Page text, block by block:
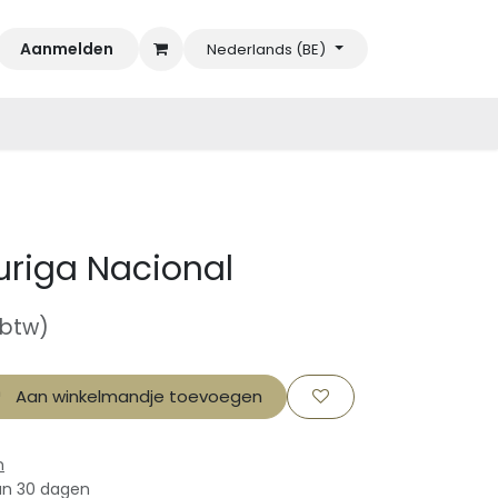
Aanmelden Nederlands (BE)
Nacional
Aan winkelmandje toevoegen
30 dagen